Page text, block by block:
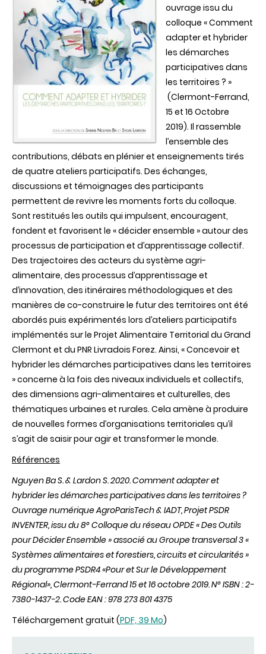
ouvrage issu du
colloque « Comment
adapter et hybrider
les démarches
participatives dans
les territoires ? »
(Clermont-Ferrand,
15 et 16 Octobre
2019). Il rassemble
l’ensemble des
contributions, débats en plénier et enseignements tirés
de quatre ateliers participatifs. Des échanges,
discussions et témoignages des participants
permettent de revivre les moments forts du colloque.
Sont restitués les outils qui impulsent, encouragent,
fondent et favorisent le « décider ensemble » autour des
processus de participation et d’apprentissage collectif.
Des trajectoires des acteurs du système agri-
alimentaire, des processus d’apprentissage et
d’innovation, des itinéraires méthodologiques et des
manières de co-construire le futur des territoires ont été
abordés puis expérimentés lors d’ateliers participatifs
implémentés sur le Projet Alimentaire Territorial du Grand
Clermont et du PNR Livradois Forez. Ainsi, « Concevoir et
hybrider les démarches participatives dans les territoires
» concerne à la fois des niveaux individuels et collectifs,
des dimensions agri-alimentaires et culturelles, des
thématiques urbaines et rurales. Cela amène à produire
de nouvelles formes d’organisations territoriales qu’il
s’agit de saisir pour agir et transformer le monde.
Références
Nguyen Ba S. & Lardon S. 2020. Comment adapter et
hybrider les démarches participatives dans les territoires ?
Ouvrage numérique AgroParisTech & IADT, Projet PSDR
INVENTER, issu du 8° Colloque du réseau OPDE « Des Outils
pour Décider Ensemble » associé au Groupe transversal 3 «
Systèmes alimentaires et forestiers, circuits et circularités »
du programme PSDR4 «Pour et Sur le Développement
Régional», Clermont-Ferrand 15 et 16 octobre 2019. N° ISBN : 2-
7380-1437-2. Code EAN : 978 273 801 4375
Téléchargement gratuit (PDF, 39 Mo)